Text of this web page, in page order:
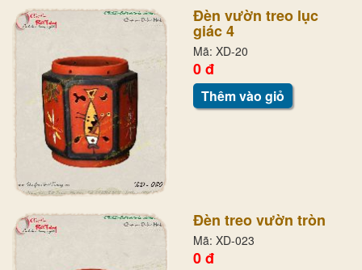
Đèn vườn treo lục
giác 4
Mã: XD-20
0 đ
Thêm vào giỏ
Đèn treo vườn tròn
Mã: XD-023
0 đ